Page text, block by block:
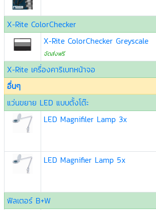
X-Rite ColorChecker
X-Rite ColorChecker Greyscale
จัดส่งฟรี
X-Rite เครื่องคาริเบทหน้าจอ
อื่นๆ
แว่นขยาย LED แบบตั้งโต๊ะ
LED Magnifiler Lamp 3x
LED Magnifier Lamp 5x
ฟิลเตอร์ B+W